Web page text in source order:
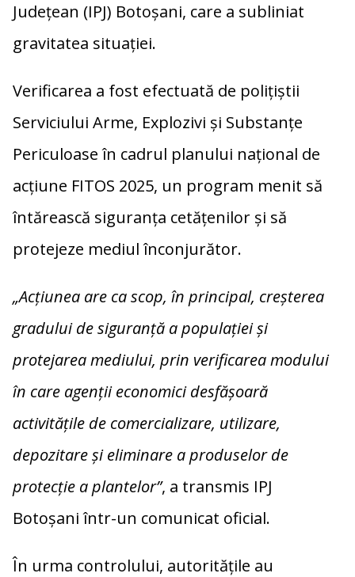
Județean (IPJ) Botoșani, care a subliniat
gravitatea situației.
Verificarea a fost efectuată de polițiștii
Serviciului Arme, Explozivi și Substanțe
Periculoase în cadrul planului național de
acțiune FITOS 2025, un program menit să
întărească siguranța cetățenilor și să
protejeze mediul înconjurător.
„Acțiunea are ca scop, în principal, creșterea
gradului de siguranță a populației și
protejarea mediului, prin verificarea modului
în care agenții economici desfășoară
activitățile de comercializare, utilizare,
depozitare și eliminare a produselor de
protecție a plantelor”, a transmis IPJ
Botoșani într-un comunicat oficial.
În urma controlului, autoritățile au